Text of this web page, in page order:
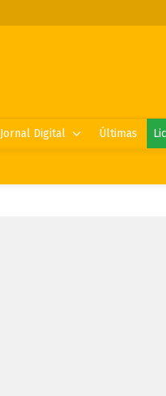
Jornal Digital Últimas